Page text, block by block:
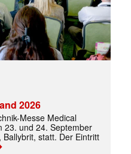
2026
Messe Medical
23. und 24. September
statt. Der Eintritt